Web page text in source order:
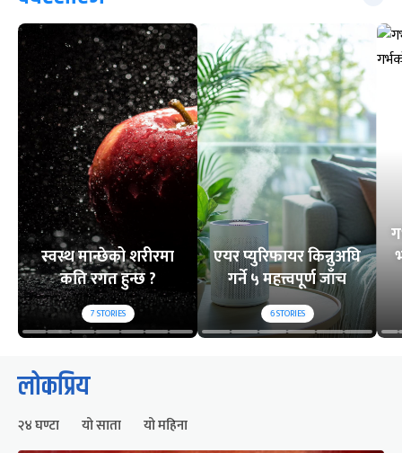
स्वस्थ मान्छेको शरीरमा
कति रगत हुन्छ ?
7STORIES
एयर प्युरिफायर किन्नुअघि
गर्ने ५ महत्त्वपूर्ण जाँच
6STORIES
लोकप्रिय
२४ घण्टा यो साता यो महिना